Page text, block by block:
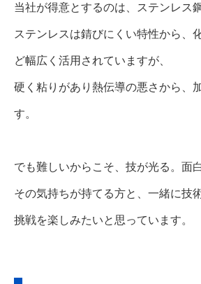
当社が得意とするのは、ステンレス
ステンレスは錆びにくい特性から、
ど幅広く活用されていますが、
硬く粘りがあり熱伝導の悪さから、
す。
でも難しいからこそ、技が光る。面
その気持ちが持てる方と、一緒に技
挑戦を楽しみたいと思っています。